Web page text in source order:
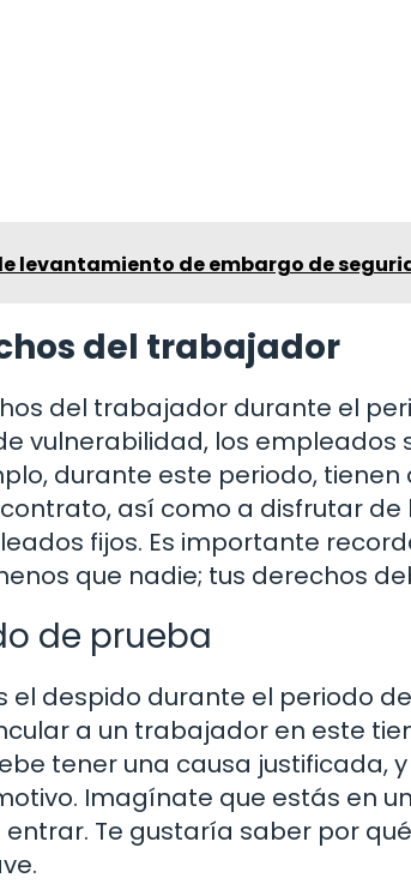
levantamiento de embargo de
del trabajador
del trabajador durante el
vulnerabilidad, los empleados
durante este periodo, tienen
así como a disfrutar de
fijos. Es importante
que nadie; tus derechos
de prueba
despido durante el periodo
a un trabajador en este
tener una causa justificada,
Imagínate que estás en
Te gustaría saber por